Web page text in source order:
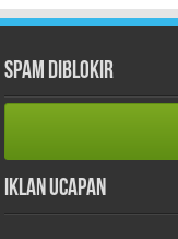
Spam Diblokir
Iklan Ucapan